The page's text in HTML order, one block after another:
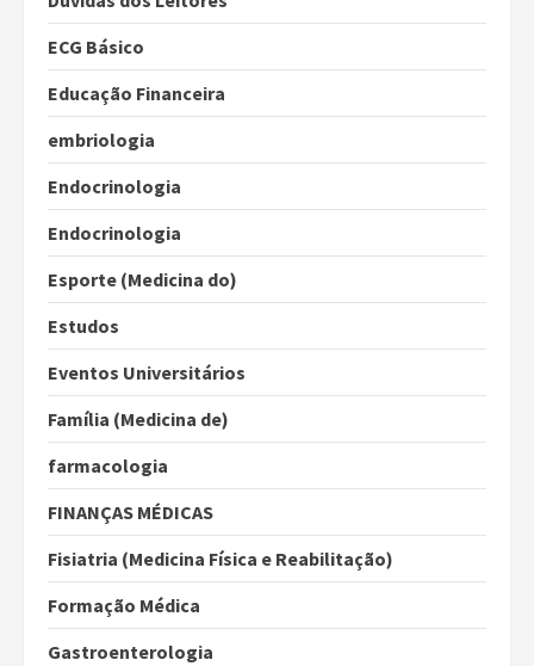
ECG Básico
Educação Financeira
embriologia
Endocrinologia
Endocrinologia
Esporte (Medicina do)
Estudos
Eventos Universitários
Família (Medicina de)
farmacologia
FINANÇAS MÉDICAS
Fisiatria (Medicina Física e Reabilitação)
Formação Médica
Gastroenterologia